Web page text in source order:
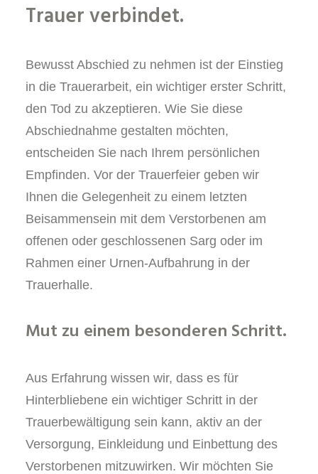
Trauer verbindet.
Bewusst Abschied zu nehmen ist der Einstieg
in die Trauerarbeit, ein wichtiger erster Schritt,
den Tod zu akzeptieren. Wie Sie diese
Abschiednahme gestalten möchten,
entscheiden Sie nach Ihrem persönlichen
Empfinden. Vor der Trauerfeier geben wir
Ihnen die Gelegenheit zu einem letzten
Beisammensein mit dem Verstorbenen am
offenen oder geschlossenen Sarg oder im
Rahmen einer Urnen-Aufbahrung in der
Trauerhalle.
Mut zu einem besonderen Schritt.
Aus Erfahrung wissen wir, dass es für
Hinterbliebene ein wichtiger Schritt in der
Trauerbewältigung sein kann, aktiv an der
Versorgung, Einkleidung und Einbettung des
Verstorbenen mitzuwirken. Wir möchten Sie